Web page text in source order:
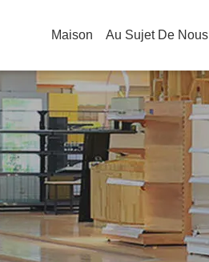
Maison Au Sujet De Nous